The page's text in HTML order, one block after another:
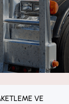
VE